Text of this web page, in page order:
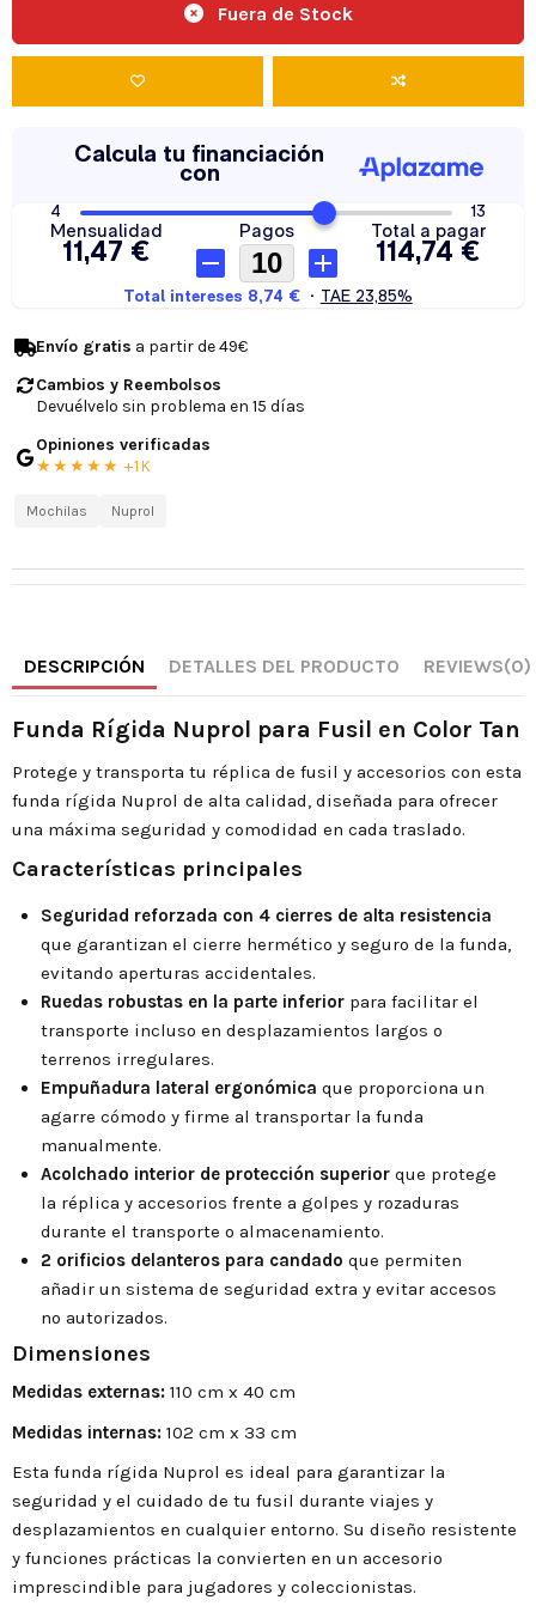
Fuera de Stock
Envío gratis a partir de 49€
Cambios y Reembolsos
Devuélvelo sin problema en 15 días
Opiniones verificadas
★★★★★ +1K
Mochilas Nuprol
DESCRIPCIÓN DETALLES DEL PRODUCTO REVIEWS(0)
Funda Rígida Nuprol para Fusil en Color Tan
Protege y transporta tu réplica de fusil y accesorios con esta
funda rígida Nuprol de alta calidad, diseñada para ofrecer
una máxima seguridad y comodidad en cada traslado.
Características principales
Seguridad reforzada con 4 cierres de alta resistencia
que garantizan el cierre hermético y seguro de la funda,
evitando aperturas accidentales.
Ruedas robustas en la parte inferior para facilitar el
transporte incluso en desplazamientos largos o
terrenos irregulares.
Empuñadura lateral ergonómica que proporciona un
agarre cómodo y firme al transportar la funda
manualmente.
Acolchado interior de protección superior que protege
la réplica y accesorios frente a golpes y rozaduras
durante el transporte o almacenamiento.
2 orificios delanteros para candado que permiten
añadir un sistema de seguridad extra y evitar accesos
no autorizados.
Dimensiones
Medidas externas: 110 cm x 40 cm
Medidas internas: 102 cm x 33 cm
Esta funda rígida Nuprol es ideal para garantizar la
seguridad y el cuidado de tu fusil durante viajes y
desplazamientos en cualquier entorno. Su diseño resistente
y funciones prácticas la convierten en un accesorio
imprescindible para jugadores y coleccionistas.